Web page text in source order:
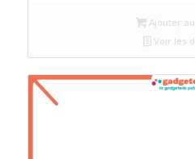
Ajouter
Voir les